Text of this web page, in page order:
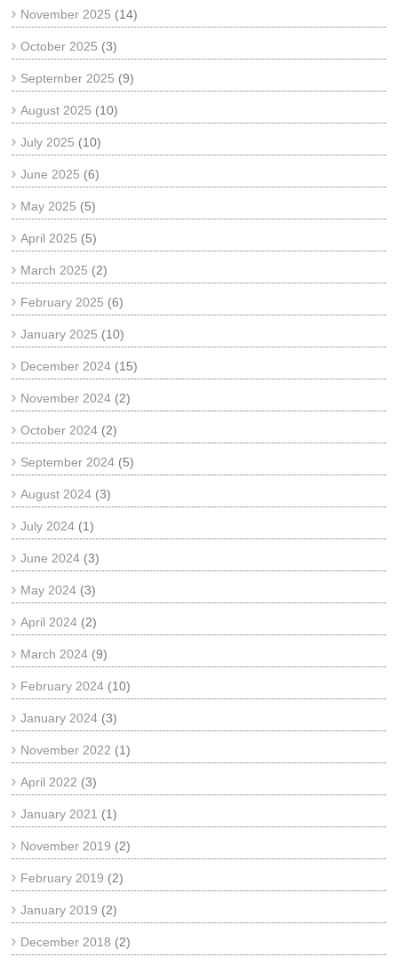
November 2025 (14)
October 2025 (3)
September 2025 (9)
August 2025 (10)
July 2025 (10)
June 2025 (6)
May 2025 (5)
April 2025 (5)
March 2025 (2)
February 2025 (6)
January 2025 (10)
December 2024 (15)
November 2024 (2)
October 2024 (2)
September 2024 (5)
August 2024 (3)
July 2024 (1)
June 2024 (3)
May 2024 (3)
April 2024 (2)
March 2024 (9)
February 2024 (10)
January 2024 (3)
November 2022 (1)
April 2022 (3)
January 2021 (1)
November 2019 (2)
February 2019 (2)
January 2019 (2)
December 2018 (2)